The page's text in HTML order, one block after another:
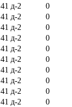
41 д-2
0
41 д-2
0
41 д-2
0
41 д-2
0
41 д-2
0
41 д-2
0
41 д-2
0
41 д-2
0
41 д-2
0
41 д-2
0